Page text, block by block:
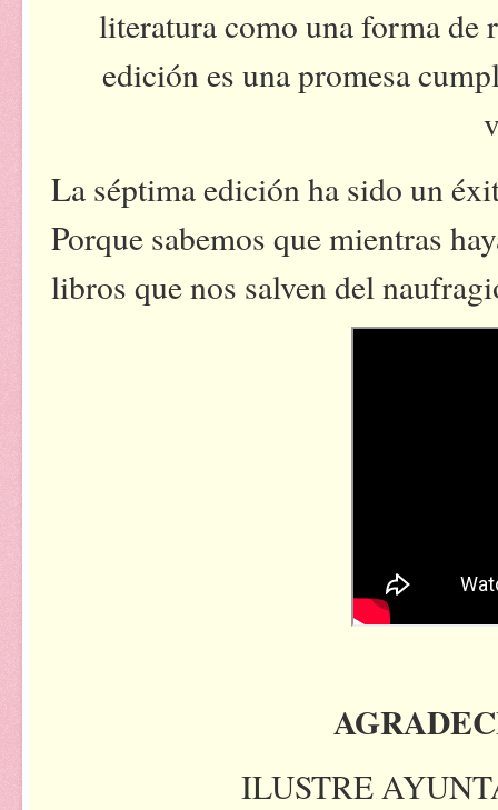
literatura como una forma de
edición es una promesa
La séptima edición ha sido un
Porque sabemos que mientras
libros que nos salven del
ILUSTRE